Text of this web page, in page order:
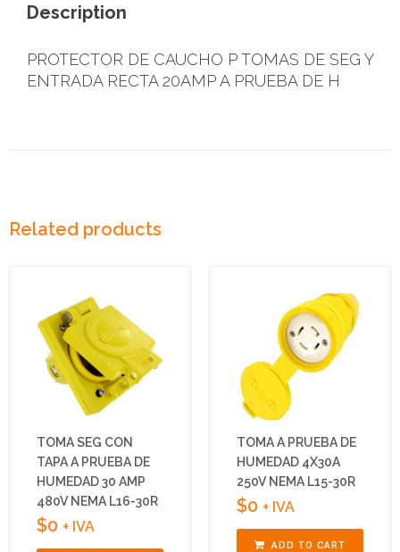
Description
PROTECTOR DE CAUCHO P TOMAS DE SEG Y
ENTRADA RECTA 20AMP A PRUEBA DE H
Related products
TOMA SEG CON
TAPA A PRUEBA DE
HUMEDAD 30 AMP
480V NEMA L16-30R
$0 + IVA
TOMA A PRUEBA DE
HUMEDAD 4X30A
250V NEMA L15-30R
$0 + IVA
ADD TO CART